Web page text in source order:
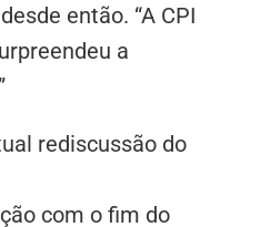
então. “A CPI
a
rediscussão do
com o fim do